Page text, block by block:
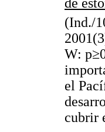
de
(Ind./
W:
el
cubrir